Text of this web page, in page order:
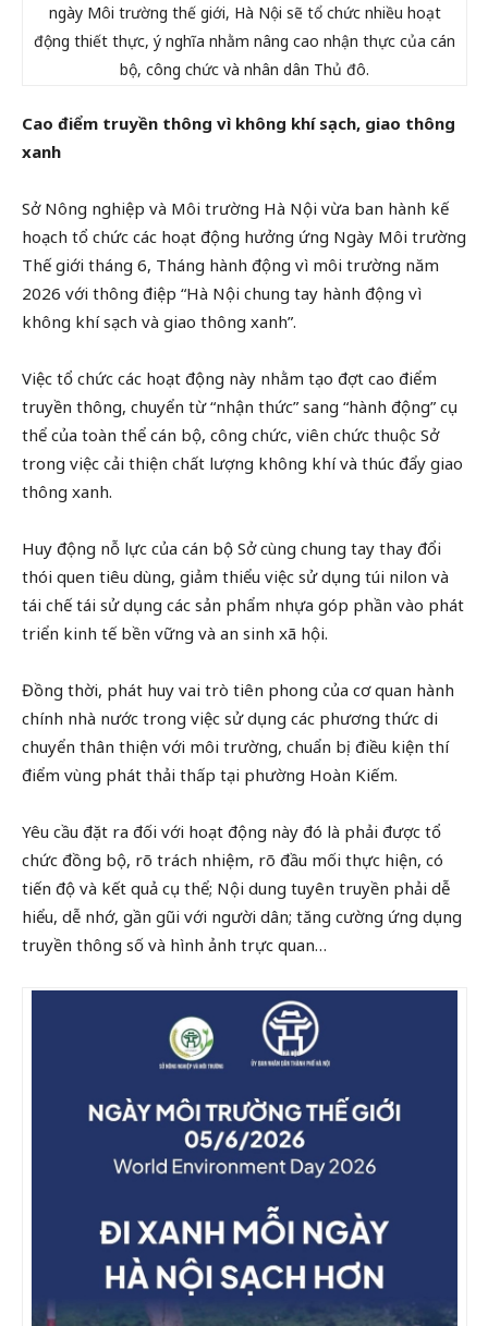
ngày Môi trường thế giới, Hà Nội sẽ tổ chức nhiều hoạt
động thiết thực, ý nghĩa nhằm nâng cao nhận thực của cán
bộ, công chức và nhân dân Thủ đô.
Cao điểm truyền thông vì không khí sạch, giao thông
xanh
Sở Nông nghiệp và Môi trường Hà Nội vừa ban hành kế
hoạch tổ chức các hoạt động hưởng ứng Ngày Môi trường
Thế giới tháng 6, Tháng hành động vì môi trường năm
2026 với thông điệp “Hà Nội chung tay hành động vì
không khí sạch và giao thông xanh”.
Việc tổ chức các hoạt động này nhằm tạo đợt cao điểm
truyền thông, chuyển từ “nhận thức” sang “hành động” cụ
thể của toàn thể cán bộ, công chức, viên chức thuộc Sở
trong việc cải thiện chất lượng không khí và thúc đẩy giao
thông xanh.
Huy động nỗ lực của cán bộ Sở cùng chung tay thay đổi
thói quen tiêu dùng, giảm thiểu việc sử dụng túi nilon và
tái chế tái sử dụng các sản phẩm nhựa góp phần vào phát
triển kinh tế bền vững và an sinh xã hội.
Đồng thời, phát huy vai trò tiên phong của cơ quan hành
chính nhà nước trong việc sử dụng các phương thức di
chuyển thân thiện với môi trường, chuẩn bị điều kiện thí
điểm vùng phát thải thấp tại phường Hoàn Kiếm.
Yêu cầu đặt ra đối với hoạt động này đó là phải được tổ
chức đồng bộ, rõ trách nhiệm, rõ đầu mối thực hiện, có
tiến độ và kết quả cụ thể; Nội dung tuyên truyền phải dễ
hiểu, dễ nhớ, gần gũi với người dân; tăng cường ứng dụng
truyền thông số và hình ảnh trực quan…